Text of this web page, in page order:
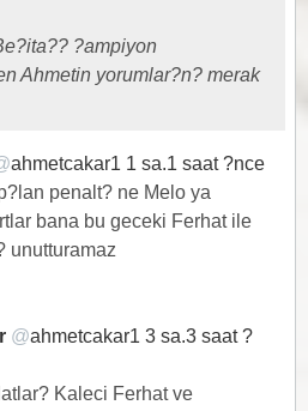
?ampiyon
Ahmetin yorumlar?n? merak
ahmetcakar1 1 sa.1 saat ?nce
penalt? ne Melo ya
bana bu geceki Ferhat ile
unutturamaz
@ahmetcakar1 3 sa.3 saat ?
Kaleci Ferhat ve